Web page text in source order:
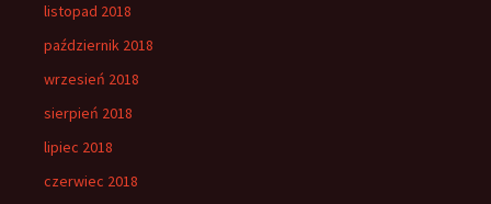
listopad 2018
październik 2018
wrzesień 2018
sierpień 2018
lipiec 2018
czerwiec 2018